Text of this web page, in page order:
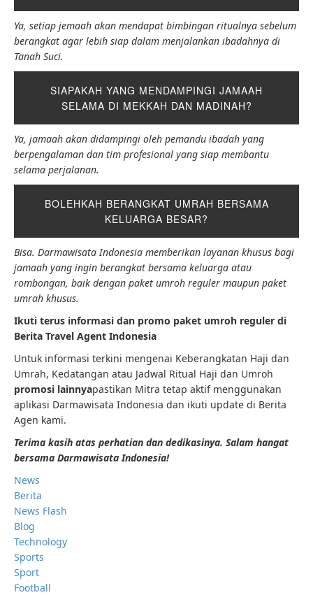
Ya, setiap jemaah akan mendapat bimbingan ritualnya sebelum
berangkat agar lebih siap dalam menjalankan ibadahnya di
Tanah Suci.
SIAPAKAH YANG MENDAMPINGI JAMAAH
SELAMA DI MEKKAH DAN MADINAH?
Ya, jamaah akan didampingi oleh pemandu ibadah yang
berpengalaman dan tim profesional yang siap membantu
selama perjalanan.
BOLEHKAH BERANGKAT UMRAH BERSAMA
KELUARGA BESAR?
Bisa. Darmawisata Indonesia memberikan layanan khusus bagi
jamaah yang ingin berangkat bersama keluarga atau
rombongan, baik dengan paket umroh reguler maupun paket
umrah khusus.
Ikuti terus informasi dan promo paket umroh reguler di
Berita Travel Agent Indonesia
Untuk informasi terkini mengenai Keberangkatan Haji dan
Umrah, Kedatangan atau Jadwal Ritual Haji dan Umroh
promosi lainnyapastikan Mitra tetap aktif menggunakan
aplikasi Darmawisata Indonesia dan ikuti update di Berita
Agen kami.
Terima kasih atas perhatian dan dedikasinya. Salam hangat
bersama Darmawisata Indonesia!
News
Berita
News Flash
Blog
Technology
Sports
Sport
Football